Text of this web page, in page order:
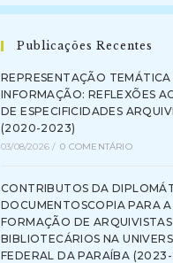
Publicações Recentes
REPRESENTAÇÃO
INFORMAÇÃO: REFLEXÕES
DE ESPECIFICIDADES
(2020-2023)
03/08/2026 / 0 COMENTÁRIO
CONTRIBUTOS DA
DOCUMENTOSCOPIA PARA A
FORMAÇÃO DE ARQUIVISTAS
BIBLIOTECÁRIOS NA
FEDERAL DA PARAÍBA